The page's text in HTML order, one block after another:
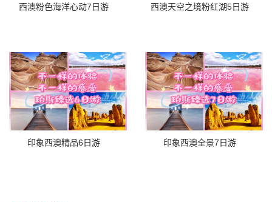
西澳粉色海洋心动7日游 西澳天空之境粉红湖5日游
印象西澳精品6日游 印象西澳全景7日游